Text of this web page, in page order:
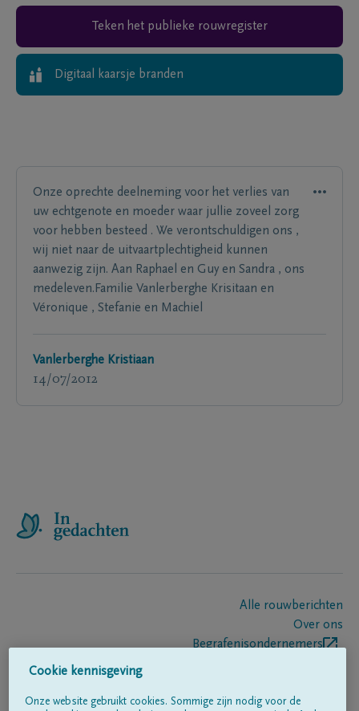
Teken het publieke rouwregister
Digitaal kaarsje branden
Onze oprechte deelneming voor het verlies van
uw echtgenote en moeder waar jullie zoveel zorg
voor hebben besteed . We verontschuldigen ons ,
wij niet naar de uitvaartplechtigheid kunnen
aanwezig zijn. Aan Raphael en Guy en Sandra , ons
medeleven.Familie Vanlerberghe Krisitaan en
Véronique , Stefanie en Machiel
Vanlerberghe Kristiaan
14/07/2012
Alle rouwberichten
Over ons
Begrafenisondernemers
Cookie kennisgeving
Onze website gebruikt cookies. Sommige zijn nodig voor de